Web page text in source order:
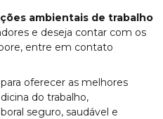
ambientais de trabalho
e deseja contar com os
entre em contato
oferecer as melhores
do trabalho,
seguro, saudável e